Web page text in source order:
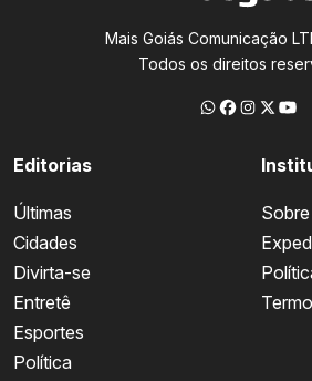
Mais Goiás Comunicação
Todos os direitos
Editorias
Últimas
Cidades
Divirta-se
Entretê
Esportes
Política